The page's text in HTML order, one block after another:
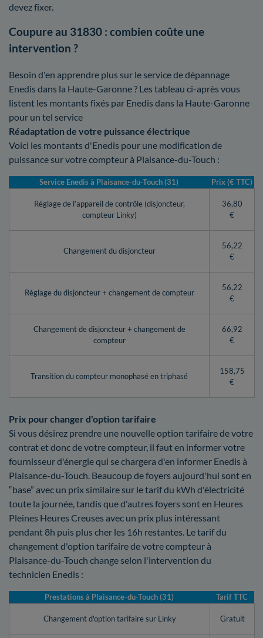
devez fixer.
Coupure au 31830 : combien coûte une
intervention ?
Besoin d'en apprendre plus sur le service de dépannage
Enedis dans la Haute-Garonne ? Les tableau ci-après vous
listent les montants fixés par Enedis dans la Haute-Garonne
pour un tel service
Réadaptation de votre puissance électrique
Voici les montants d'Enedis pour une modification de
puissance sur votre compteur à Plaisance-du-Touch :
Service Enedis à Plaisance-du-Touch (31) Prix (€ TTC)
Réglage de l’appareil de contrôle (disjoncteur,
compteur Linky)
36,80
€
Changement du disjoncteur
56,22
€
Réglage du disjoncteur + changement de compteur
56,22
€
Changement de disjoncteur + changement de
compteur
66,92
€
Transition du compteur monophasé en triphasé
158,75
€
Prix pour changer d'option tarifaire
Si vous désirez prendre une nouvelle option tarifaire de votre
contrat et donc de votre compteur, il faut en informer votre
fournisseur d'énergie qui se chargera d'en informer Enedis à
Plaisance-du-Touch. Beaucoup de foyers aujourd'hui sont en
“base” avec un prix similaire sur le tarif du kWh d'électricité
toute la journée, tandis que d'autres foyers sont en Heures
Pleines Heures Creuses avec un prix plus intéressant
pendant 8h puis plus cher les 16h restantes. Le tarif du
changement d'option tarifaire de votre compteur à
Plaisance-du-Touch change selon l'intervention du
technicien Enedis :
Prestations à Plaisance-du-Touch (31) Tarif TTC
Changement d'option tarifaire sur Linky Gratuit